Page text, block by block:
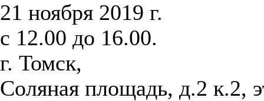
21 ноября 2019 г.
с 12.00 до 16.00.
г. Томск,
Соляная площадь, д.2 к.2,